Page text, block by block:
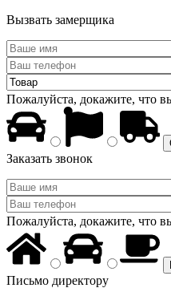
Вызвать замерщика
Пожалуйста, докажите, что
Заказать звонок
Пожалуйста, докажите, что
Письмо директору